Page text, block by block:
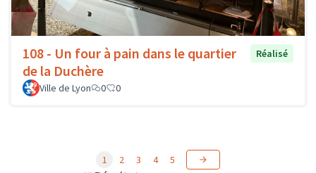
108 - Un four à pain dans le quartier
de la Duchère
Réalisé
Ville de Lyon 0 0
1 2 3 4 5